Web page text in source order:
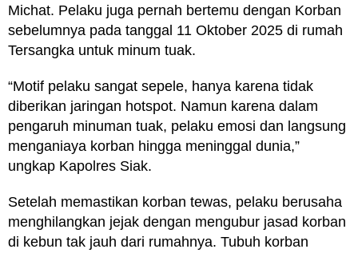
Michat. Pelaku juga pernah bertemu dengan Korban
sebelumnya pada tanggal 11 Oktober 2025 di rumah
Tersangka untuk minum tuak.
“Motif pelaku sangat sepele, hanya karena tidak
diberikan jaringan hotspot. Namun karena dalam
pengaruh minuman tuak, pelaku emosi dan langsung
menganiaya korban hingga meninggal dunia,”
ungkap Kapolres Siak.
Setelah memastikan korban tewas, pelaku berusaha
menghilangkan jejak dengan mengubur jasad korban
di kebun tak jauh dari rumahnya. Tubuh korban